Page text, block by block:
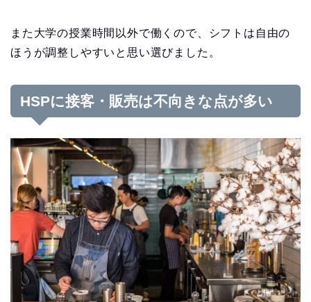
また大学の授業時間以外で働くので、シフトは自由の
ほうが調整しやすいと思い選びました。
HSPに接客・販売は不向きな点が多い